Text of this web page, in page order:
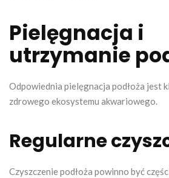
Pielęgnacja i
utrzymanie
Odpowiednia pielęgnacja podłoża jest
zdrowego ekosystemu akwariowego.
Regularne
Czyszczenie podłoża powinno być